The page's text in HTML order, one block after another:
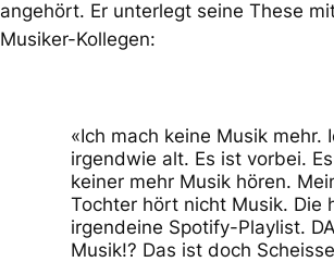
angehört. Er unterlegt seine These
Musiker-Kollegen:
«Ich mach keine Musik mehr.
irgendwie alt. Es ist vorbei.
keiner mehr Musik hören.
Tochter hört nicht Musik. Die
irgendeine Spotify-Playlist.
Musik!? Das ist doch